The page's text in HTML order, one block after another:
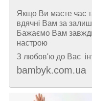
Якщо Ви маєте час
вдячні Вам за
Бажаємо Вам
настрою
З любов'ю до Вас
bambyk.com.ua